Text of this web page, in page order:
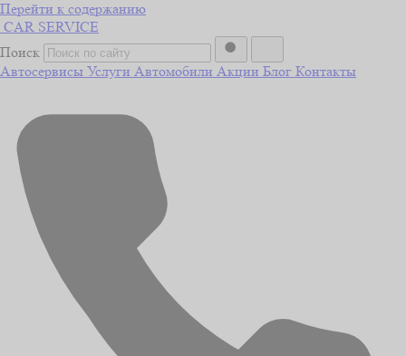
Перейти к содержанию
CAR SERVICE
Поиск
Автосервисы Услуги Автомобили Акции Блог Контакты